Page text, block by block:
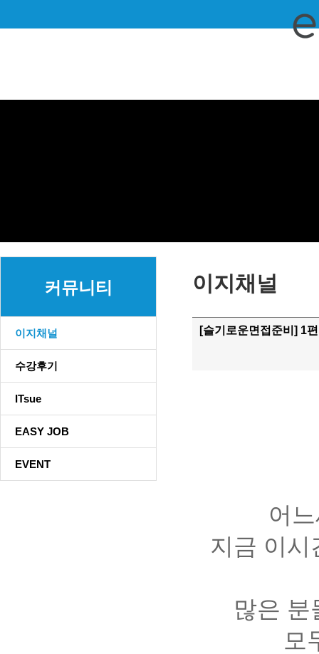
커뮤니티
이지채널
수강후기
ITsue
EASY JOB
EVENT
이지채널
[슬기로운면접준비] 1
어
지금 이시
많은 분
모